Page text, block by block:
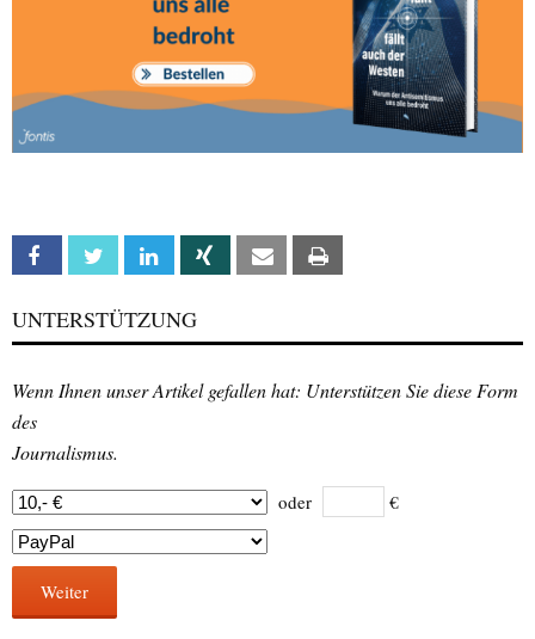
Facebook Twitter Linkedin Xing Email
UNTERSTÜTZUNG
Wenn Ihnen unser Artikel gefallen hat: Unterstützen Sie diese Form
des
Journalismus.
oder €
Weiter